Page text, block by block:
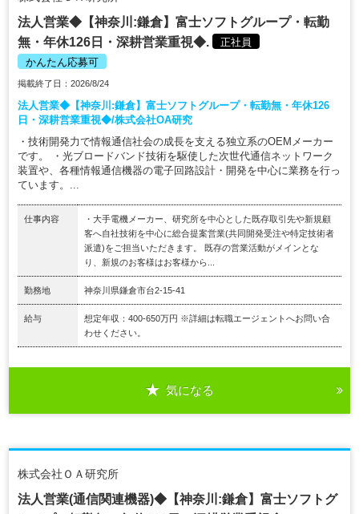
法人営業◆【神奈川:鎌倉】富士ソフトグループ・転勤
無・年休126日・深耕営業重視◆.
正社員
かんたん応募可
掲載終了日：2026/8/24
法人営業◆【神奈川:鎌倉】富士ソフトグループ・転勤無・年休126
日・深耕営業重視◆/株式会社OA研究
・技術開発力で情報通信社会の成長を支える独立系のOEMメーカー
です。 ・光ブロードバンド技術を駆使した次世代通信ネットワーク
装置や、各種情報通信機器の電子回路設計・開発を中心に業務を行っ
ています。...
仕事内容
・大手電機メーカー、研究所を中心とした既存取引先や新規顧
客へ自社技術を中心に総合提案営業(共同開発受注や特定技術者
派遣)をご担当いただきます。 既存の営業活動がメインとな
り、新規のお客様はお客様から...
勤務地 神奈川県鎌倉市台2-15-41
給与
想定年収：400-650万円 ※詳細は転職エージェントへお問い合
わせください。
気になる
株式会社ＯＡ研究所
法人営業(通信関連機器)◆【神奈川:鎌倉】富士ソフトグ